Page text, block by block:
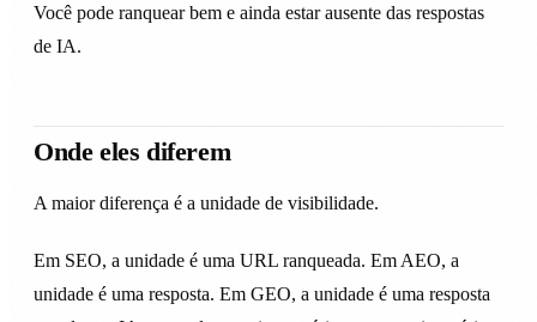
Você pode ranquear bem e ainda estar ausente das respostas
de IA.
Onde eles diferem
A maior diferença é a unidade de visibilidade.
Em SEO, a unidade é uma URL ranqueada. Em AEO, a
unidade é uma resposta. Em GEO, a unidade é uma resposta